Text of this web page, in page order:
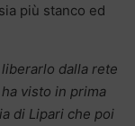
più stanco ed
dalla rete
visto in prima
di Lipari che poi